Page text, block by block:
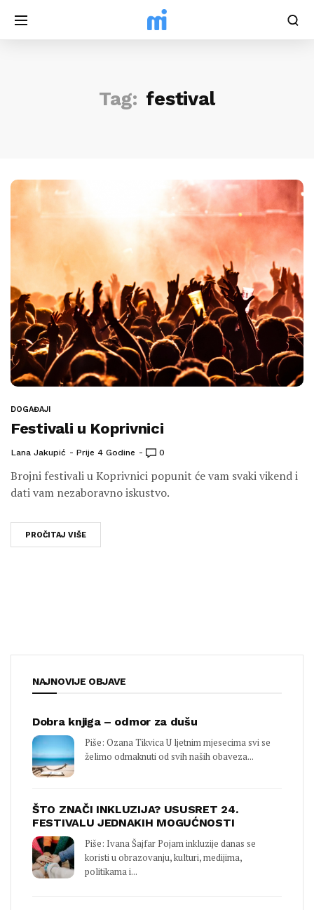
Tag: festival
DOGAĐAJI
Festivali u Koprivnici
Lana Jakupić Prije 4 Godine 0
Brojni festivali u Koprivnici popunit će vam svaki vikend i
dati vam nezaboravno iskustvo.
PROČITAJ VIŠE
NAJNOVIJE OBJAVE
Dobra knjiga – odmor za dušu
Piše: Ozana Tikvica U ljetnim mjesecima svi se
želimo odmaknuti od svih naših obaveza...
ŠTO ZNAČI INKLUZIJA? USUSRET 24.
FESTIVALU JEDNAKIH MOGUĆNOSTI
Piše: Ivana Šajfar Pojam inkluzije danas se
koristi u obrazovanju, kulturi, medijima,
politikama i...